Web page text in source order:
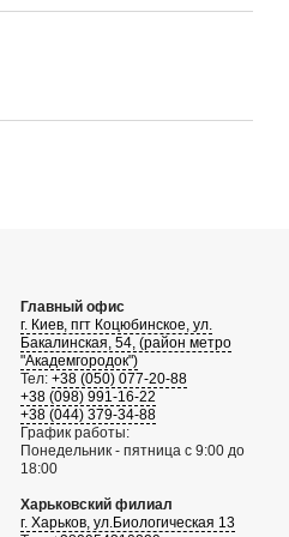
Главный офис
г. Киев, пгт Коцюбинское, ул.
Бакалинская, 54, (район метро
"Академгородок")
Тел: +38 (050) 077-20-88
+38 (098) 991-16-22
+38 (044) 379-34-88
График работы:
Понедельник - пятница с 9:00 до
18:00
Харьковский филиал
г. Харьков, ул.Биологическая 13